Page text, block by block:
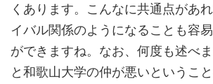
くあります。こんなに共通点があ
イバル関係のようになることも容
ができますね。なお、何度も述べ
と和歌山大学の仲が悪いというこ